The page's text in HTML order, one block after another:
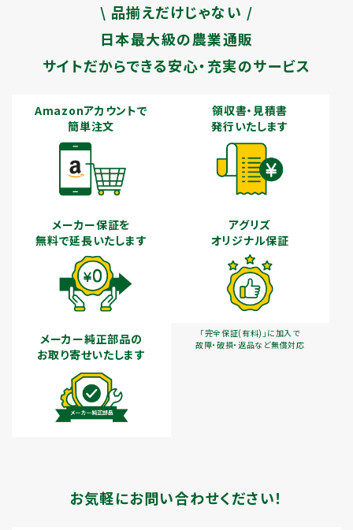
\ 品揃えだけじゃない /
日本最大級の農業通販
サイトだからできる安心・充実のサービス
Amazonアカウントで
簡単注文
領収書・見積書
発行いたします
メーカー保証を
無料で延長いたします
アグリズ
オリジナル保証
「完全保証(有料)」に加入で
故障・破損・返品など無償対応
メーカー純正部品の
お取り寄せいたします
お気軽にお問い合わせください！